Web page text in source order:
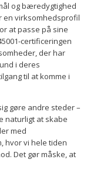
og bæredygtighed
en virksomhedsprofil
at passe på sine
certificeringen
der har
i deres
til at komme i
gøre andre steder –
naturligt at skabe
med
hvor vi hele tiden
Det gør måske, at